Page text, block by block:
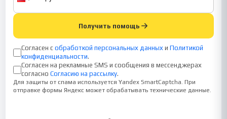
Получить помощь
Согласен с обработкой персональных данных и Политикой
конфиденциальности.
Согласен на рекламные SMS и сообщения в мессенджерах
согласно Согласию на рассылку.
Для защиты от спама используется Yandex SmartCaptcha. При
отправке формы Яндекс может обрабатывать технические данные.